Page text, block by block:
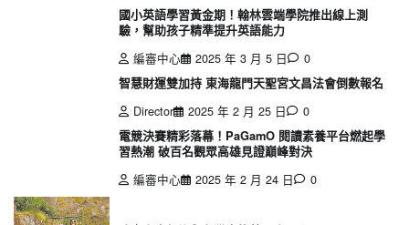
國小英語學習黃金期！翰林雲端學院推出線上測
驗，幫助孩子精準提升英語能力
編審中心
2025 年 3 月 5 日
0
智慧財運雙加持 東海龍門天聖宮文昌法會倒數報名
Director
2025 年 2 月 25 日
0
電競決賽精彩落幕！PaGamO 閱讀素養平台燃起學
習熱潮 破百名觀眾高雄見證巔峰對決
編審中心
2025 年 2 月 24 日 0